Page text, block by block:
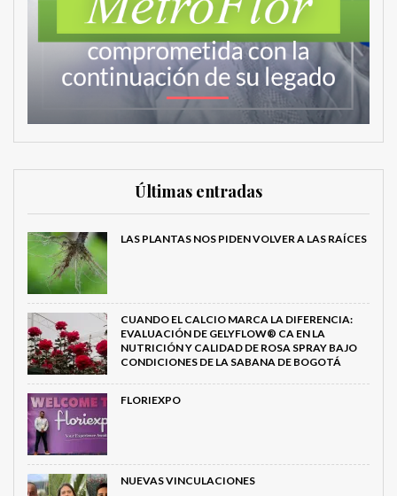
Últimas entradas
LAS PLANTAS NOS PIDEN VOLVER A LAS RAÍCES
CUANDO EL CALCIO MARCA LA DIFERENCIA:
EVALUACIÓN DE GELYFLOW® CA EN LA
NUTRICIÓN Y CALIDAD DE ROSA SPRAY BAJO
CONDICIONES DE LA SABANA DE BOGOTÁ
FLORIEXPO
NUEVAS VINCULACIONES